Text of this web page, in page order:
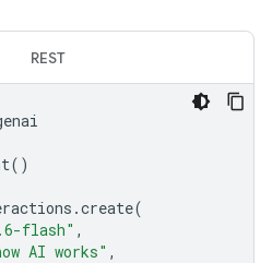
REST
()
.create(
flash" ,
AI works" ,